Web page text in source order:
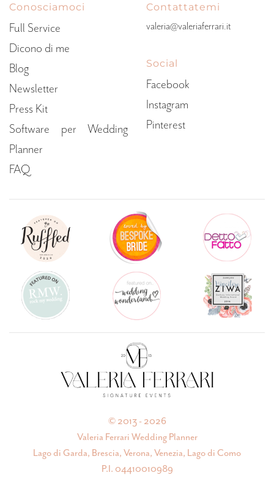
Conosciamoci
Full Service
Dicono di me
Blog
Newsletter
Press Kit
Software per Wedding
Planner
FAQ
Contattatemi
valeria@valeriaferrari.it
Social
Facebook
Instagram
Pinterest
© 2013 - 2026
Valeria Ferrari Wedding Planner
Lago di Garda, Brescia, Verona, Venezia, Lago di Como
P.I. 04410010989